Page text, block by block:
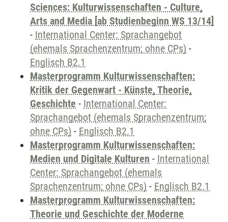
Sciences: Kulturwissenschaften - Culture,
Arts and Media [ab Studienbeginn WS 13/14]
- International Center: Sprachangebot
(ehemals Sprachenzentrum; ohne CPs) -
Englisch B2.1
Masterprogramm Kulturwissenschaften:
Kritik der Gegenwart - Künste, Theorie,
Geschichte - International Center:
Sprachangebot (ehemals Sprachenzentrum;
ohne CPs) - Englisch B2.1
Masterprogramm Kulturwissenschaften:
Medien und Digitale Kulturen - International
Center: Sprachangebot (ehemals
Sprachenzentrum; ohne CPs) - Englisch B2.1
Masterprogramm Kulturwissenschaften:
Theorie und Geschichte der Moderne